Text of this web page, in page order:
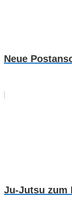
Neue
Ju-Jutsu zum